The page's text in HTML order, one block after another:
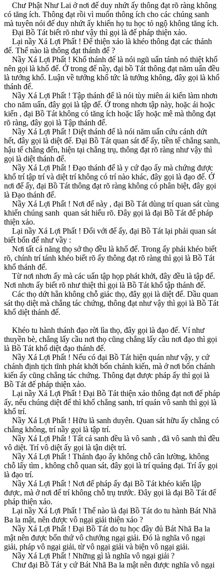
Chư Phật Như Lai ở nơi đế duy nhứt ấy thông đạt rõ ràng không
có tăng ích. Thông đạt rồi vì muốn thông ích cho các chúng sanh
mà tuyên nói đế duy nhứt ấy khiến họ tu học tỏ ngộ không tăng ích.
Ðại Bồ Tát biết rõ như vậy thì gọi là đế pháp thiện xảo.
Lại nầy Xá Lợi Phất ! Ðế thiện xảo là khéo thông đạt các thánh
đế. Thế nào là thông đạt thánh đế ?
Nầy Xá Lợi Phất ! Khổ thánh đế là nói ngũ uẩn tánh nó thiệt khổ
nên gọi là khổ đế. Ở trong đế nầy, đại bồ Tát thông đạt năm uẩn đều
là tướng khổ. Luận về tướng khổ tức là tướng không, đây gọi là khổ
thánh đế.
Nầy Xá Lợi Phất ! Tập thánh đế là nói tùy miên ái kiến làm nhơn
cho năm uẩn, đây gọi là tập đế. Ở trong nhơn tập này, hoặc ái hoặc
kiến , đại Bồ Tát không có tăng ích hoặc lấy hoặc mê mà thông đạt
rõ ràng, đây gọi là Tập thánh đế.
Nầy Xá Lợi Phất ! Diệt thánh đế là nói năm uẩn cứu cánh dứt
hết, đây gọi là diệt đế. Ðại Bồ Tát quan sát đế ấy, tiền tế chẳng sanh,
hậu tế chẳng đến, hiện tại chẳng trụ, thông đạt rõ ràng như vậy thì
gọi là diệt thánh đế.
Nầy Xá Lợi Phất ! Ðạo thánh đế là y cứ đạo ấy mà chứng được
khổ trí tập trí và diệt trí không có trí nào khác, đây gọi là đạo đế. Ở
nơi đế ấy, đại Bồ Tát thông đạt rõ ràng không có phân biệt, đây gọi
là Ðạo thánh đế.
Nầy Xá Lợi Phất ! Nơi đế này , đại Bồ Tát dùng trí quan sát cùng
khiến chúng sanh quan sát hiểu rõ. Ðây gọi là đại Bồ Tát đế pháp
thiện xảo.
Lại nầy Xá Lợi Phất ! Ðối với đế ấy, đại Bồ Tát lại phải quan sát
biết bốn đế như vầy :
Nơi tất cả năng thọ sở thọ đều là khổ đế. Trong ấy phải khéo biết
rõ, chính trí tánh khéo biết rõ ấy thông đạt rõ ràng thì gọi là Bồ Tát
khổ thánh đế.
Từ nơi nhơn ấy mà các uẩn tập họp phát khởi, đây đều là tập đế.
Nơi nhơn ấy biết rõ như thiệt thì gọi là Bồ Tát khổ tập thánh đế.
Các thọ dứt hẳn không chỗ giác thọ, đây gọi là diệt đế. Dầu quan
sát thọ diệt mà chẳng tác chứng, thông đạt như vậy thì gọi là Bồ Tát
khổ diệt thánh đế.
Khéo tu hành thánh đạo rời lìa thọ, đây gọi là đạo đế. Ví như
thuyền bè, chẳng lấy cầu nơi thọ cũng chẳng lấy cầu nơi đạo thì gọi
là Bồ Tát khổ diệt đạo thánh đế.
Nầy Xá Lợi Phất ! Nếu có đại Bồ Tát hiện quán như vậy, y cứ
chánh định tịch tĩnh phát khởi bốn chánh kiến, mà ở nơi bốn chánh
kiến ấy cũng chẳng tác chứng. Thông đạt được pháp ấy thì gọi là
Bồ Tát đế pháp thiện xảo.
Lại nầy Xá Lợi Phất ! Ðại Bồ Tát thiện xảo thông đạt nơi đế pháp
ấy, nếu chúng diệt đế thì khổ chẳng sanh, trí quán vô sanh thì gọi là
khổ trí.
Nầy Xá Lợi Phất ! Hữu là sanh duyên. Quan sát hữu ấy chẳng có
chẳng không, trí nầy gọi là tập trí.
Nầy Xá Lợi Phất ! Tất cả sanh đều là vô sanh , đã vô sanh thì đều
vô diệt. Trí vô diệt ấy gọi là tận diệt trí.
Nầy Xá Lợi Phất ! Thánh đạo ấy không chỗ cân lường, không
chỗ lấy tìm , không chỗ quan sát, đây gọi là trí quảng đại. Trí ấy gọi
là đạo trí.
Nầy Xá Lợi Phất ! Nơi đế pháp ấy đại Bồ Tát khéo kiến lập
được, mà ở nơi đế trí không chỗ trụ trước. Ðây gọi là đại Bồ Tát đế
pháp thiện xảo.
Lại nầy Xá Lợi Phất ! Thế nào là đại Bồ Tát do tu hành Bát Nhã
Ba la mật, nên được vô ngại giải thiện xảo ?
Nầy Xá Lợi Phất ! Ðại Bồ Tát do tu học đầy đủ Bát Nhã Ba la
mật nên được bốn thứ vô chướng ngại giải. Ðó là nghĩa vô ngại
giải, pháp vô ngại giải, từ vô ngại giải và biện vô ngại giải.
Nầy Xá Lợi Phất ! Những gì là nghĩa vô ngại giải ?
Chư đại Bồ Tát y cứ Bát Nhã Ba la mật nên được nghĩa vô ngại